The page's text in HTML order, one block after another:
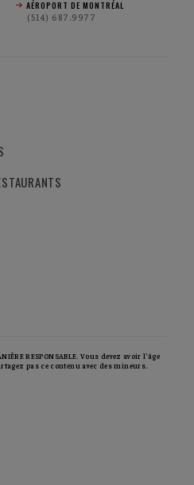
AÉROPORT DE MONTRÉAL
(514) 687.9977
RESPONSABLE. Vous devez avoir l’âge
pas ce contenu avec des mineurs.